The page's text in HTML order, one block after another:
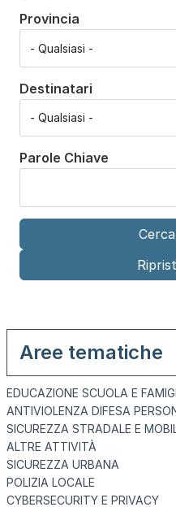
Provincia
Destinatari
Parole Chiave
Aree tematiche
EDUCAZIONE SCUOLA E
ANTIVIOLENZA DIFESA
SICUREZZA STRADALE E
ALTRE ATTIVITÀ
SICUREZZA URBANA
POLIZIA LOCALE
CYBERSECURITY E PRIVACY